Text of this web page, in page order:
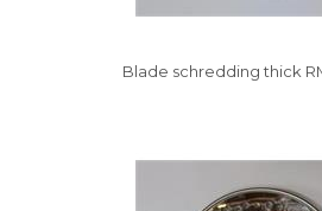
Blade schredding thick